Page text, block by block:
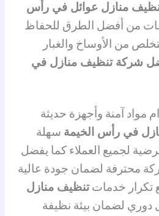
منازل عوائل في رأس
من أفضل الطرق للحفاظ
من الأوساخ والغبار
شركة تنظيف منازل في
مواد آمنة وأجهزة حديثة
في رأس الخيمة سهلة
لجميع العملاء كما يفضل
محترفة لضمان جودة عالية
تكرار خدماتتنظيف منازل
لضمان بيئة نظيفة